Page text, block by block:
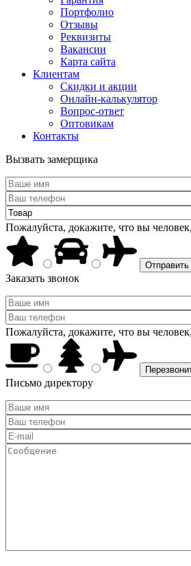
Портфолио
Отзывы
Реквизиты
Вакансии
Карта сайта
Клиентам
Скидки и акции
Онлайн-калькулятор
Вопрос-ответ
Оптовикам
Контакты
Вызвать замерщика
Пожалуйста, докажите, что вы
Заказать звонок
Пожалуйста, докажите, что вы
Письмо директору